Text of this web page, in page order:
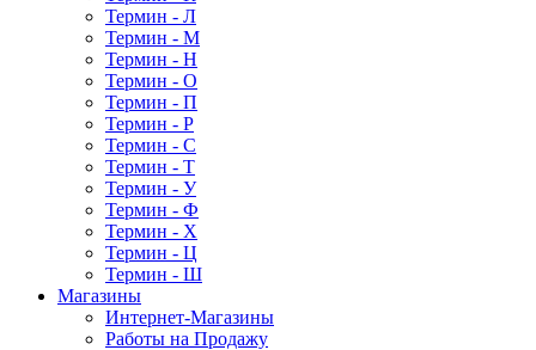
Термин - Л
Термин - М
Термин - Н
Термин - О
Термин - П
Термин - Р
Термин - С
Термин - Т
Термин - У
Термин - Ф
Термин - Х
Термин - Ц
Термин - Ш
Магазины
Интернет-Магазины
Работы на Продажу